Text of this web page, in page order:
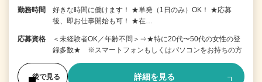
勤務時間
好きな時間に働けます！ ★単発（1日のみ）OK！ ★応募
後、即お仕事開始も可！ ★在…
応募資格
＜未経験者OK／年齢不問＞⇒★特に20代〜50代の女性の登
録多数★ ※スマートフォンもしくはパソコンをお持ちの方
後で見る 詳細を見る